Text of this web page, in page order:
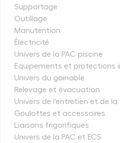
Supportage
Outillage
Manutention
Électricité
Univers de la PAC piscine
Equipements et protections
Univers du gainable
Relevage et évacuation
Univers de l'entretien et de
Goulottes et accessoires
Liaisons frigorifiques
Univers de la PAC et ECS